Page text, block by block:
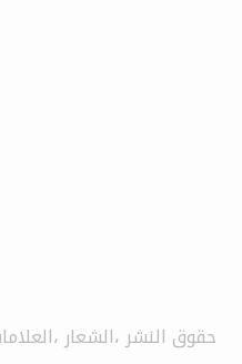
حقوق النشر ،الشعار